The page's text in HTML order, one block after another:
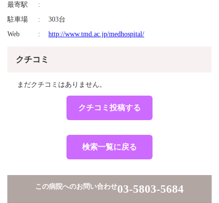
最寄駅
駐車場
303台
Web
http://www.tmd.ac.jp/medhospital/
クチコミ
まだクチコミはありません。
クチコミ投稿する
検索一覧に戻る
この病院へのお問い合わせ03-5803-5684